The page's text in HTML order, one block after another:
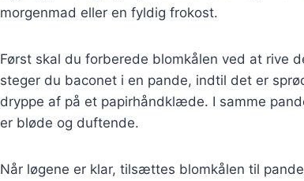
morgenmad eller en fyldig frokost.
Først skal du forberede blomkålen ved at rive
steger du baconet i en pande, indtil det er
dryppe af på et papirhåndklæde. I samme
er bløde og duftende.
Når løgene er klar, tilsættes blomkålen til